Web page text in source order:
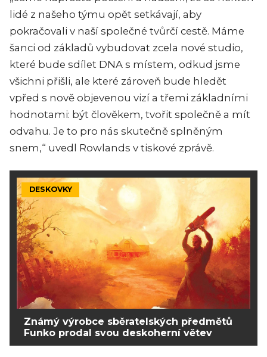
lidé z našeho týmu opět setkávají, aby
pokračovali v naší společné tvůrčí cestě. Máme
šanci od základů vybudovat zcela nové studio,
které bude sdílet DNA s místem, odkud jsme
všichni přišli, ale které zároveň bude hledět
vpřed s nově objevenou vizí a třemi základními
hodnotami: být člověkem, tvořit společně a mít
odvahu. Je to pro nás skutečně splněným
snem,“ uvedl Rowlands v tiskové zprávě.
DESKOVKY
Známý výrobce sběratelských předmětů
Funko prodal svou deskoherní větev